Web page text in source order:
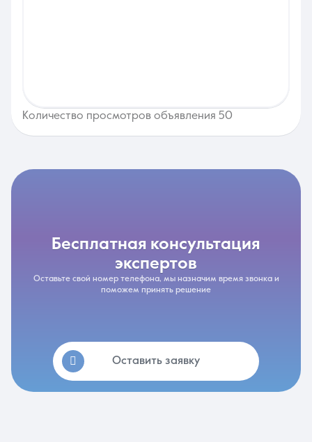
Количество просмотров объявления 50
бесплатная консультация
экспертов
Оставьте свой номер телефона, мы назначим время звонка и
поможем принять решение
Оставить заявку